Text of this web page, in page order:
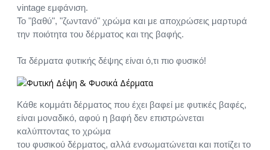
vintage εμφάνιση.
Το "βαθύ", "ζωντανό" χρώμα και με αποχρώσεις μαρτυρά
την ποιότητα του δέρματος και της βαφής.
Τα δέρματα φυτικής δέψης είναι ό,τι πιο φυσικό!
Κάθε κομμάτι δέρματος που έχει βαφεί με φυτικές βαφές,
είναι μοναδικό, αφού η βαφή δεν επιστρώνεται
καλύπτοντας το χρώμα
του φυσικού δέρματος, αλλά ενσωματώνεται και ποτίζει το